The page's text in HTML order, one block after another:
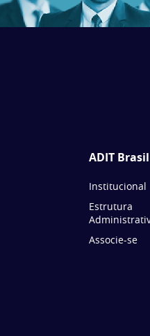
ADIT Brasil
Institucional
Estrutura
Associe-se